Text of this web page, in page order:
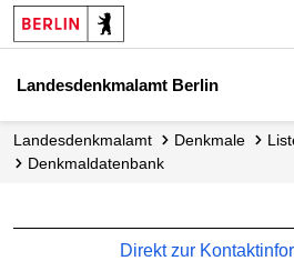
Landesdenkmalamt Berlin
Landesdenkmalamt Denkmale
Denkmal­datenbank
Direkt zur